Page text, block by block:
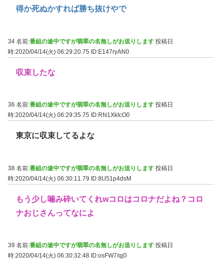
得か死ぬかすれば勝ち抜けやで
34 名前:番組の途中ですが翡翠の名無しがお送りします 投稿日
時:2020/04/14(火) 06:29:20.75 ID:E147ryAN0
収束したな
36 名前:番組の途中ですが翡翠の名無しがお送りします 投稿日
時:2020/04/14(火) 06:29:35.75
ID:RN1XkIcO0
東京に収束してるよな
38 名前:番組の途中ですが翡翠の名無しがお送りします 投稿日
時:2020/04/14(火) 06:30:11.79 ID:8U51p4dsM
もう少し噛み砕いてくれwコロはコロナだよね？コロ
ナおじさんってなによ
39 名前:番組の途中ですが翡翠の名無しがお送りします 投稿日
時:2020/04/14(火) 06:30:32.48 ID:osFW7/qj0